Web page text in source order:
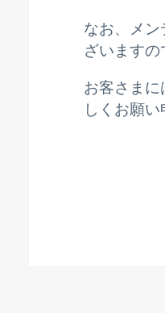
なお、メ
ざいますの
お客さま
しくお願い